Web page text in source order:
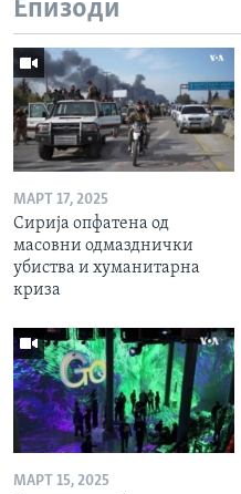
Епизоди
МАРТ 17, 2025
Сирија опфатена од
масовни одмазднички
убиства и хуманитарна
криза
МАРТ 15, 2025